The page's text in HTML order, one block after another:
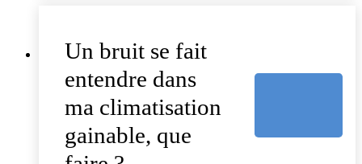
Un bruit se fait
entendre dans
ma climatisation
gainable, que